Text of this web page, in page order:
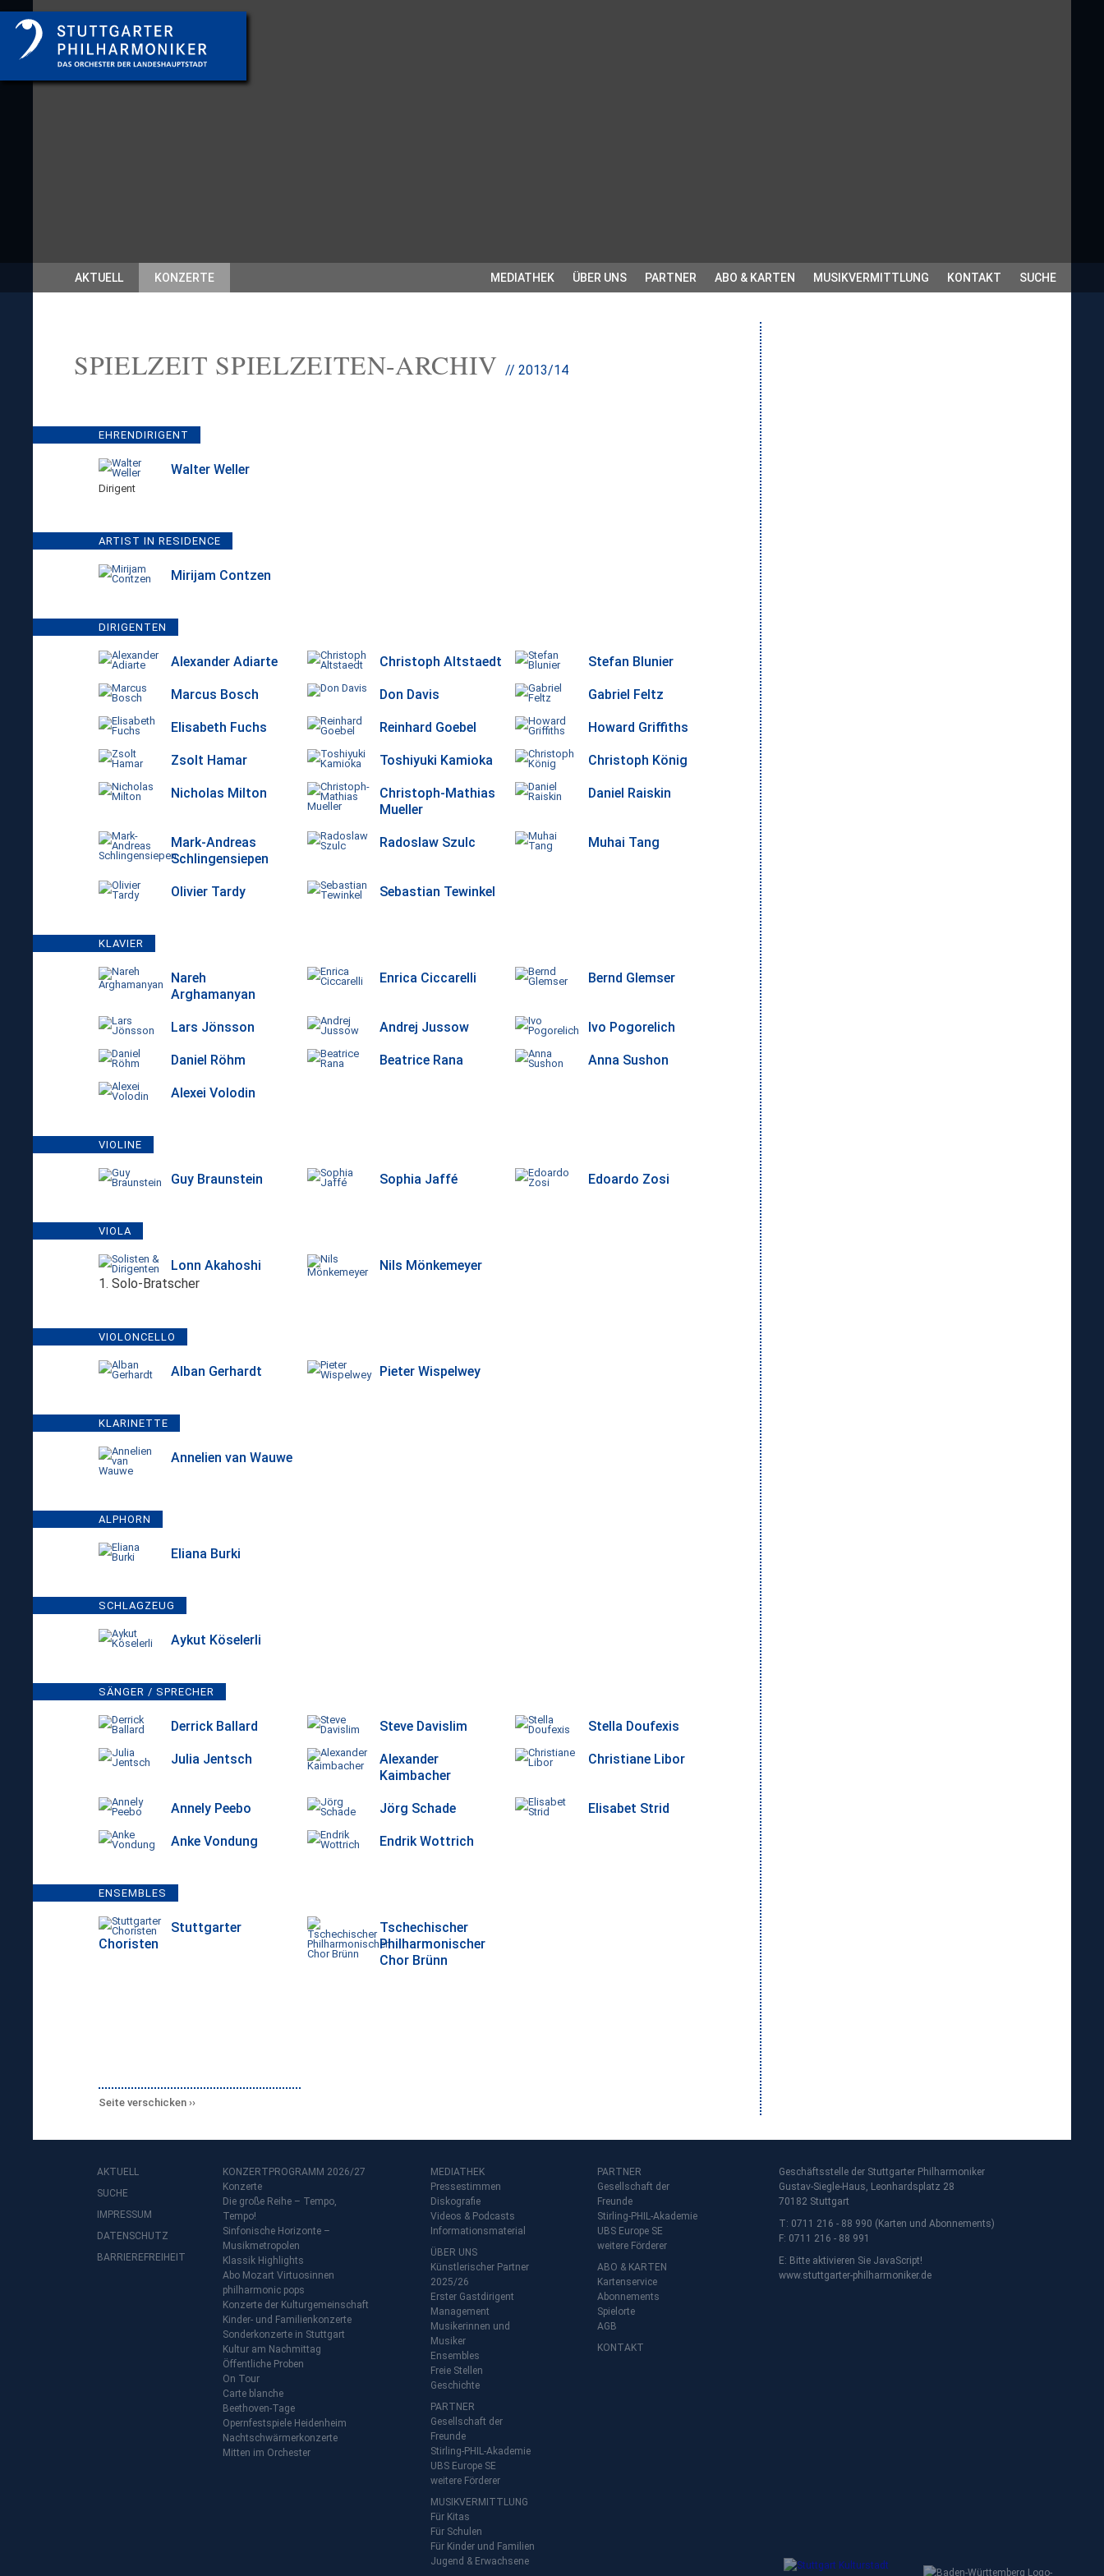
AKTUELL KONZERTE MEDIATHEK ÜBER UNS PARTNER ABO & KARTEN MUSIKVERMITTLUNG KONTAKT SUCHE
SPIELZEIT SPIELZEITEN-ARCHIV // 2013/14
EHRENDIRIGENT
Walter Weller
Dirigent
ARTIST IN RESIDENCE
Mirijam Contzen
DIRIGENTEN
Alexander Adiarte Christoph Altstaedt Stefan Blunier
Marcus Bosch Don Davis Gabriel Feltz
Elisabeth Fuchs Reinhard Goebel Howard Griffiths
Zsolt Hamar Toshiyuki Kamioka Christoph König
Nicholas Milton
Christoph-Mathias
Mueller
Daniel Raiskin
Mark-Andreas
Schlingensiepen
Radoslaw Szulc Muhai Tang
Olivier Tardy Sebastian Tewinkel
KLAVIER
Nareh
Arghamanyan
Enrica Ciccarelli Bernd Glemser
Lars Jönsson Andrej Jussow Ivo Pogorelich
Daniel Röhm Beatrice Rana Anna Sushon
Alexei Volodin
VIOLINE
Guy Braunstein Sophia Jaffé Edoardo Zosi
VIOLA
Lonn Akahoshi
1. Solo-Bratscher
Nils Mönkemeyer
VIOLONCELLO
Alban Gerhardt Pieter Wispelwey
KLARINETTE
Annelien van Wauwe
ALPHORN
Eliana Burki
SCHLAGZEUG
Aykut Köselerli
SÄNGER / SPRECHER
Derrick Ballard Steve Davislim Stella Doufexis
Julia Jentsch
Alexander
Kaimbacher
Christiane Libor
Annely Peebo Jörg Schade Elisabet Strid
Anke Vondung Endrik Wottrich
ENSEMBLES
Stuttgarter
Choristen
Tschechischer
Philharmonischer
Chor Brünn
Seite verschicken
AKTUELL
SUCHE
IMPRESSUM
DATENSCHUTZ
BARRIEREFREIHEIT
KONZERTPROGRAMM 2026/27
Konzerte
Die große Reihe – Tempo,
Tempo!
Sinfonische Horizonte –
Musikmetropolen
Klassik Highlights
Abo Mozart Virtuosinnen
philharmonic pops
Konzerte der Kulturgemeinschaft
Kinder- und Familienkonzerte
Sonderkonzerte in Stuttgart
Kultur am Nachmittag
Öffentliche Proben
On Tour
Carte blanche
Beethoven-Tage
Opernfestspiele Heidenheim
Nachtschwärmerkonzerte
Mitten im Orchester
MEDIATHEK
Pressestimmen
Diskografie
Videos & Podcasts
Informationsmaterial
ÜBER UNS
Künstlerischer Partner
2025/26
Erster Gastdirigent
Management
Musikerinnen und
Musiker
Ensembles
Freie Stellen
Geschichte
PARTNER
Gesellschaft der
Freunde
Stirling-PHIL-Akademie
UBS Europe SE
weitere Förderer
MUSIKVERMITTLUNG
Für Kitas
Für Schulen
Für Kinder und Familien
Jugend & Erwachsene
PARTNER
Gesellschaft der
Freunde
Stirling-PHIL-Akademie
UBS Europe SE
weitere Förderer
ABO & KARTEN
Kartenservice
Abonnements
Spielorte
AGB
KONTAKT
Geschäftsstelle der Stuttgarter Philharmoniker
Gustav-Siegle-Haus, Leonhardsplatz 28
70182 Stuttgart
T: 0711 216 - 88 990 (Karten und Abonnements)
F: 0711 216 - 88 991
E: Bitte aktivieren Sie JavaScript!
www.stuttgarter-philharmoniker.de